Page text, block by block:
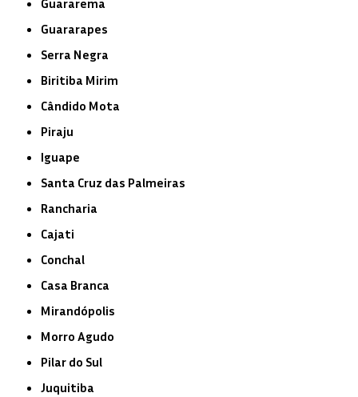
Guararema
Guararapes
Serra Negra
Biritiba Mirim
Cândido Mota
Piraju
Iguape
Santa Cruz das Palmeiras
Rancharia
Cajati
Conchal
Casa Branca
Mirandópolis
Morro Agudo
Pilar do Sul
Juquitiba